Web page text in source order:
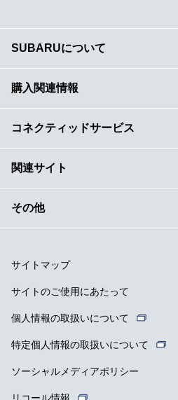
SUBARUについて
購入関連情報
コネクティッドサービス
関連サイト
その他
サイトマップ
サイトのご使用にあたって
個人情報の取扱いについて
特定個人情報の取扱いについて
ソーシャルメディアポリシー